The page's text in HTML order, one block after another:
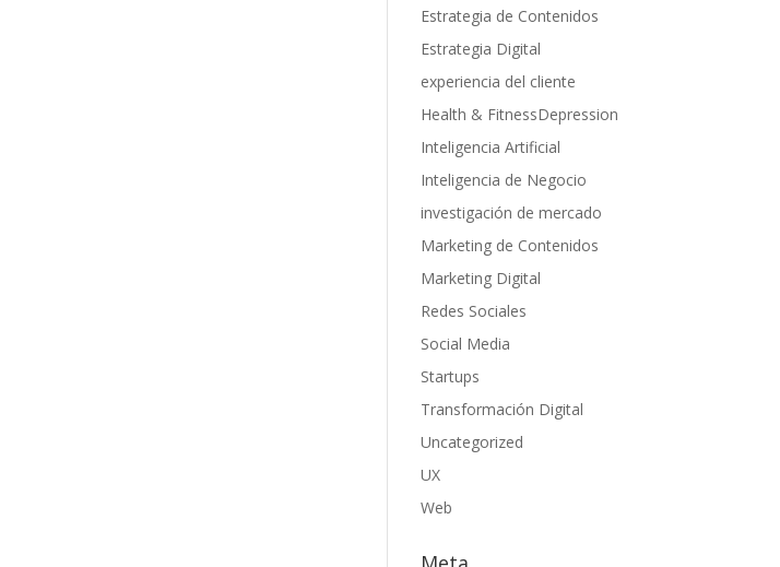
Estrategia de Contenidos
Estrategia Digital
experiencia del cliente
Health & FitnessDepression
Inteligencia Artificial
Inteligencia de Negocio
investigación de mercado
Marketing de Contenidos
Marketing Digital
Redes Sociales
Social Media
Startups
Transformación Digital
Uncategorized
UX
Web